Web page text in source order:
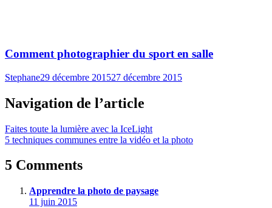
Comment photographier du sport en salle
Stephane29 décembre 201527 décembre 2015
Navigation de l’article
Faites toute la lumière avec la IceLight
5 techniques communes entre la vidéo et la photo
5 Comments
Apprendre la photo de paysage
11 juin 2015